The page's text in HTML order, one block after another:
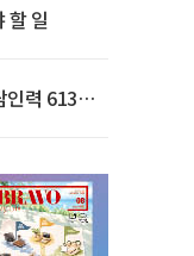
할 일
인력 613명